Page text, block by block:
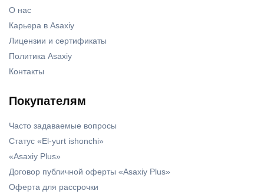
О нас
Карьера в Asaxiy
Лицензии и сертификаты
Политика Asaxiy
Контакты
Покупателям
Часто задаваемые вопросы
Статус «El-yurt ishonchi»
«Asaxiy Plus»
Договор публичной оферты «Asaxiy Plus»
Оферта для рассрочки